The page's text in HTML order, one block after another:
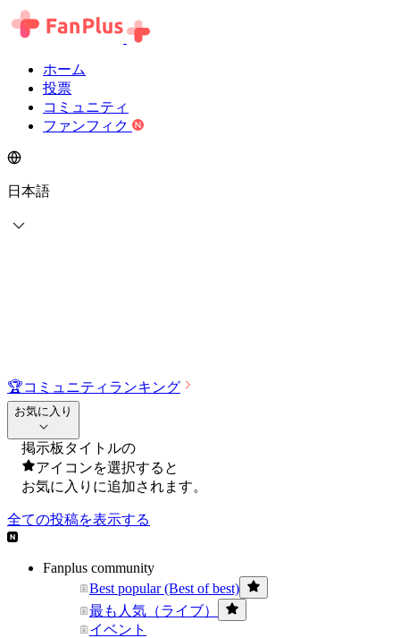
ホーム
投票
コミュニティ
ファンフィク
日本語
🏆コミュニティランキング
お気に入り
掲示板タイトルの
アイコンを選択すると
お気に入りに追加されます。
全ての投稿を表示する
Fanplus community
Best popular (Best of best)
最も人気（ライブ）
イベント